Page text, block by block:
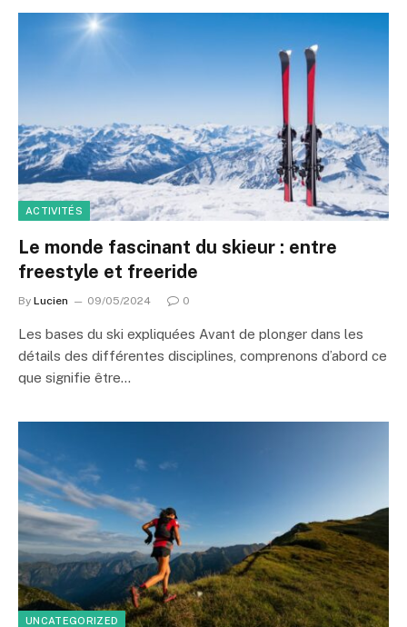
ACTIVITÉS
Le monde fascinant du skieur : entre
freestyle et freeride
By Lucien 09/05/2024 0
Les bases du ski expliquées Avant de plonger dans les
détails des différentes disciplines, comprenons d’abord ce
que signifie être…
UNCATEGORIZED